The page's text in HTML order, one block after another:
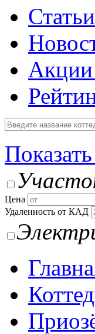
Статьи
Акции
Показать
Цена
Удаленность от КАД